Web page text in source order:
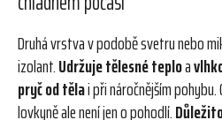
v
k
y
v
ý
Druhá vrstva v podobě svetru nebo
izolant.Udržuje tělesné teploa
pryč od tělai při náročnějším
lovkyně ale není jen o pohodlí.